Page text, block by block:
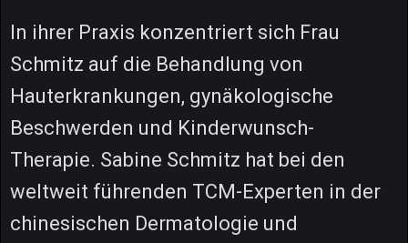
In ihrer Praxis konzentriert sich Frau
Schmitz auf die Behandlung von
Hauterkrankungen, gynäkologische
Beschwerden und Kinderwunsch-
Therapie. Sabine Schmitz hat bei den
weltweit führenden TCM-Experten in der
chinesischen Dermatologie und